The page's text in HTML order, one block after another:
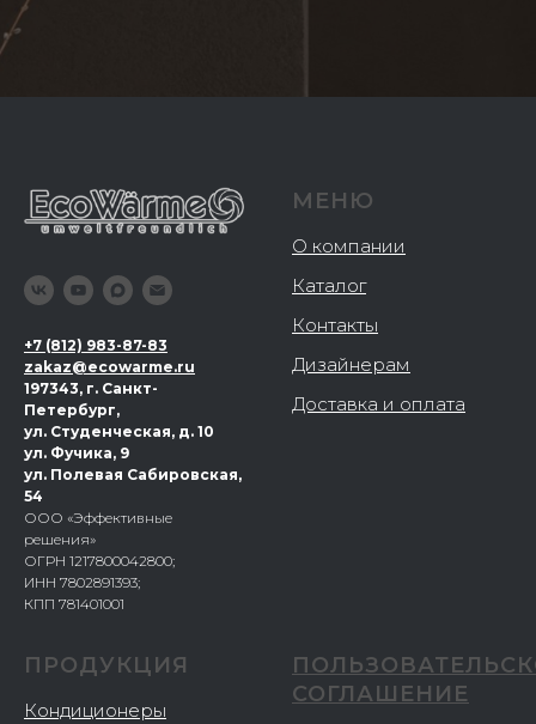
+7 (812) 983-87-83
zakaz@ecowarme.ru
197343, г. Санкт-
Петербург,
ул. Студенческая, д. 10
ул. Фучика, 9
ул. Полевая Сабировская,
54
ООО «Эффективные
решения»
ОГРН 1217800042800;
ИНН 7802891393;
КПП 781401001
МЕНЮ
О компании
Каталог
Контакты
Дизайнерам
Доставка и оплата
ПРОДУКЦИЯ
Кондиционеры
СОГЛАШЕНИЕ